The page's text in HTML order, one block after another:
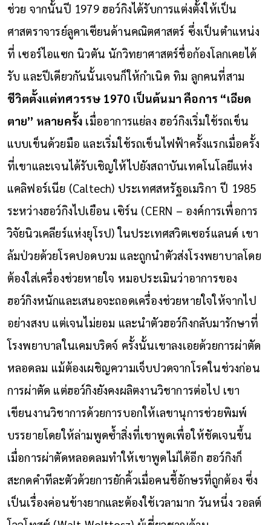
ช่วย จากนั้นปี 1979 ฮอว์กิงได้รับการแต่งตั้งให้เป็น
ศาสตราจารย์ลูคาเซียนด้านคณิตศาสตร์ ซึ่งเป็นตำแหน่ง
ที่ เซอร์ไอแซก นิวตัน นักวิทยาศาสตร์ชื่อก้องโลกเคยได้
รับ และปีเดียวกันนั้นเจนก็ให้กำเนิด ทิม ลูกคนที่สาม
ชีวิตตั้งแต่ทศวรรษ 1970 เป็นต้นมา คือการ “เฉียด
ตาย” หลายครั้ง เมื่ออาการแย่ลง ฮอว์กิงเริ่มใช้รถเข็น
แบบเข็นด้วยมือ และเริ่มใช้รถเข็นไฟฟ้าครั้งแรกเมื่อครั้ง
ที่เขาและเจนได้รับเชิญให้ไปยังสถาบันเทคโนโลยีแห่ง
แคลิฟอร์เนีย (Caltech) ประเทศสหรัฐอเมริกา ปี 1985
ระหว่างฮอว์กิงไปเยือน เซิร์น (CERN – องค์การเพื่อการ
วิจัยนิวเคลียร์แห่งยุโรป) ในประเทศสวิตเซอร์แลนด์ เขา
ล้มป่วยด้วยโรคปอดบวม และถูกนำตัวส่งโรงพยาบาลโดย
ต้องใส่เครื่องช่วยหายใจ หมอประเมินว่าอาการของ
ฮอว์กิงหนักและเสนอจะถอดเครื่องช่วยหายใจให้จากไป
อย่างสงบ แต่เจนไม่ยอม และนำตัวฮอว์กิงกลับมารักษาที่
โรงพยาบาลในเคมบริดจ์ ครั้งนั้นเขาลงเอยด้วยการผ่าตัด
หลอดลม แม้ต้องเผชิญความเจ็บปวดจากโรคในช่วงก่อน
การผ่าตัด แต่ฮอว์กิงยังคงผลิตงานวิชาการต่อไป เขา
เขียนงานวิชาการด้วยการบอกให้เลขานุการช่วยพิมพ์
บรรยายโดยให้ล่ามพูดซ้ำสิ่งที่เขาพูดเพื่อให้ชัดเจนขึ้น
เมื่อการผ่าตัดหลอดลมทำให้เขาพูดไม่ได้อีก ฮอว์กิงก็
สะกดคำทีละตัวด้วยการยักคิ้วเมื่อคนชี้อักษรที่ถูกต้อง ซึ่ง
เป็นเรื่องค่อนข้างยากและต้องใช้เวลามาก วันหนึ่ง วอลต์